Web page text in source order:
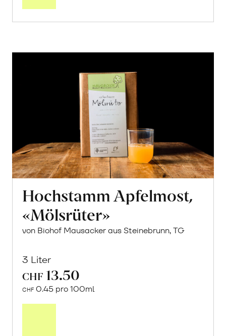
Hochstamm Apfelmost,
«Mölsrüter»
von Biohof Mausacker aus Steinebrunn, TG
3 Liter
CHF 13.50
CHF 0.45 pro 100ml